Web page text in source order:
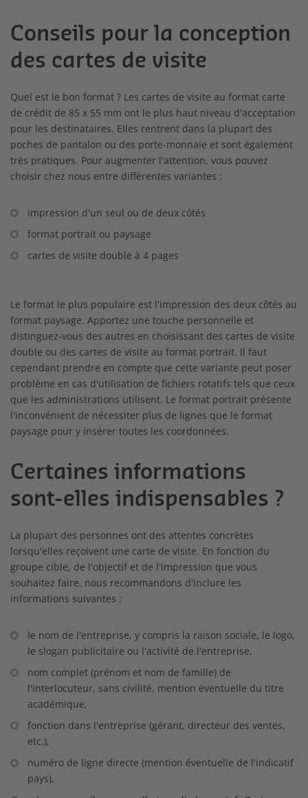
Conseils pour la conception
des cartes de visite
Quel est le bon format ? Les cartes de visite au format carte
de crédit de 85 x 55 mm ont le plus haut niveau d'acceptation
pour les destinataires. Elles rentrent dans la plupart des
poches de pantalon ou des porte-monnaie et sont également
très pratiques. Pour augmenter l'attention, vous pouvez
choisir chez nous entre différentes variantes :
impression d'un seul ou de deux côtés
format portrait ou paysage
cartes de visite double à 4 pages
Le format le plus populaire est l'impression des deux côtés au
format paysage. Apportez une touche personnelle et
distinguez-vous des autres en choisissant des cartes de visite
double ou des cartes de visite au format portrait. Il faut
cependant prendre en compte que cette variante peut poser
problème en cas d'utilisation de fichiers rotatifs tels que ceux
que les administrations utilisent. Le format portrait présente
l'inconvénient de nécessiter plus de lignes que le format
paysage pour y insérer toutes les coordonnées.
Certaines informations
sont-elles indispensables ?
La plupart des personnes ont des attentes concrètes
lorsqu'elles reçoivent une carte de visite. En fonction du
groupe cible, de l'objectif et de l'impression que vous
souhaitez faire, nous recommandons d'inclure les
informations suivantes :
le nom de l'entreprise, y compris la raison sociale, le logo,
le slogan publicitaire ou l'activité de l'entreprise,
nom complet (prénom et nom de famille) de
l'interlocuteur, sans civilité, mention éventuelle du titre
académique,
fonction dans l'entreprise (gérant, directeur des ventes,
etc.),
numéro de ligne directe (mention éventuelle de l'indicatif
pays),